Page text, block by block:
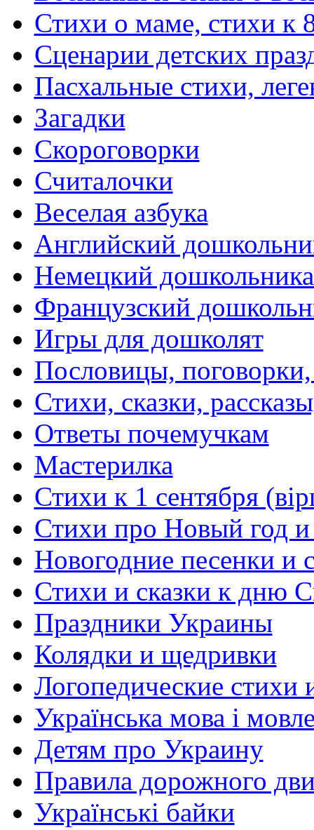
Стихи о маме, стихи к
Сценарии детских
Пасхальные стихи,
Загадки
Скороговорки
Считалочки
Веселая азбука
Английский
Немецкий
Французский
Игры для дошколят
Пословицы,
Стихи, сказки,
Ответы почемучкам
Мастерилка
Стихи к 1 сентября
Стихи про Новый год
Новогодние песенки и
Стихи и сказки к дню
Праздники Украины
Колядки и щедривки
Логопедические стихи
Українська мова і
Детям про Украину
Правила дорожного
Українські байки